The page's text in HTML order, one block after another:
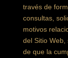
través de
consultas,
motivos
del Sitio
de que la